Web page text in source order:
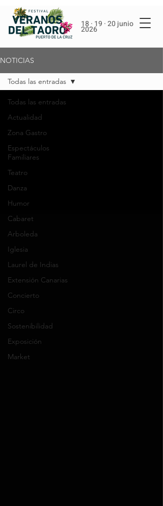
18 · 19 · 20 junio
2026
NOTICIAS
Todas las entradas
Actualidad
Zona Gastro
Espectáculos
Familiares
Teatro
Danza
Humor
Cabaret
Arboleda
Iglesia
Laurel de Indias
Extensión Canarias
Concierto
Circo
Sostenibilidad
Exposición
Market
Todas las entradas